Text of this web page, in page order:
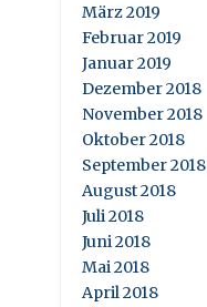
März 2019
Februar 2019
Januar 2019
Dezember 2018
November 2018
Oktober 2018
September 2018
August 2018
Juli 2018
Juni 2018
Mai 2018
April 2018